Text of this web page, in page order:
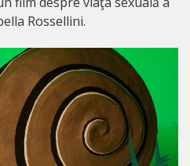
Rossellini.